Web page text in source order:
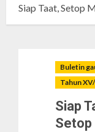
Siap Taat, Setop
Buletin
Tahun
Siap
Setop